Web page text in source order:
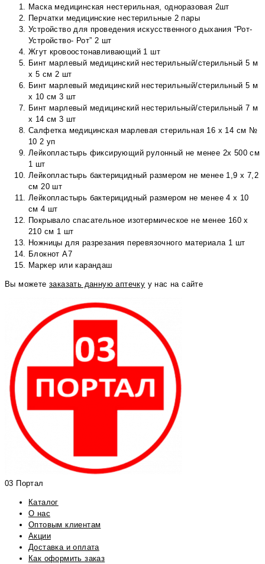
Маска медицинская нестерильная, одноразовая 2шт
Перчатки медицинские нестерильные 2 пары
Устройство для проведения искусственного дыхания “Рот-
Устройство- Рот” 2 шт
Жгут кровоостонавливающий 1 шт
Бинт марлевый медицинский нестерильный/стерильный 5 м
х 5 см 2 шт
Бинт марлевый медицинский нестерильный/стерильный 5 м
х 10 см 3 шт
Бинт марлевый медицинский нестерильный/стерильный 7 м
х 14 см 3 шт
Салфетка медицинская марлевая стерильная 16 х 14 см №
10 2 уп
Лейкопластырь фиксирующий рулонный не менее 2х 500 см
1 шт
Лейкопластырь бактерицидный размером не менее 1,9 х 7,2
см 20 шт
Лейкопластырь бактерицидный размером не менее 4 х 10
см 4 шт
Покрывало спасательное изотермическое не менее 160 х
210 см 1 шт
Ножницы для разрезания перевязочного материала 1 шт
Блокнот А7
Маркер или карандаш
Вы можетезаказать данную аптечку у нас на сайте
03 Портал
Каталог
О нас
Оптовым клиентам
Акции
Доставка и оплата
Как оформить заказ